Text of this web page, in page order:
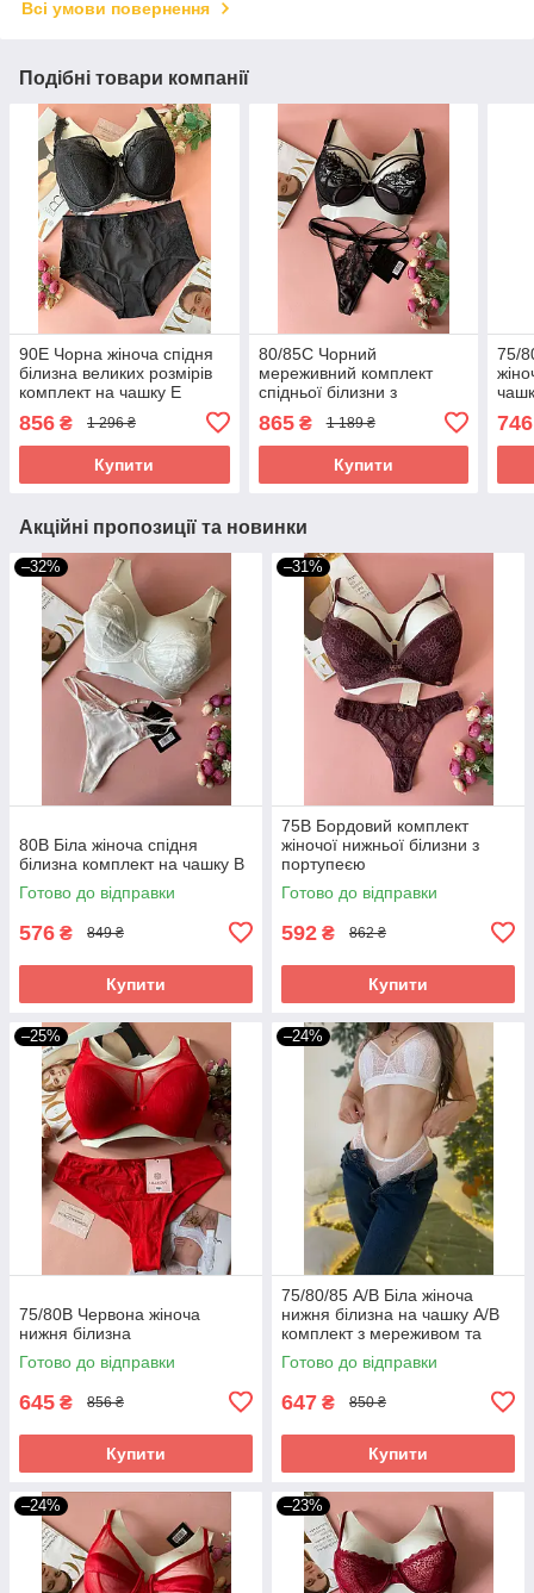
Всі умови повернення
Подібні товари компанії
90Е Чорна жіноча спідня
білизна великих розмірів
комплект на чашку Е
856 ₴ 1 296 ₴
Купити
80/85C Чорний
мереживний комплект
спідньої білизни з
865₴ 1 189 ₴
Купити
75/
746
Акційні пропозиції та новинки
–32%
80В Біла жіноча спідня
білизна комплект на чашку B
Готово до відправки
576 ₴ 849 ₴
Купити
–31%
75B Бордовий комплект
жіночої нижньої білизни з
портупеєю
Готово до відправки
592 ₴ 862 ₴
Купити
–25%
75/80В Червона жіноча
нижня білизна
Готово до відправки
645 ₴ 856 ₴
Купити
–24%
75/80/85 А/В Біла жіноча
нижня білизна на чашку А/B
комплект з мереживом та
сіточкою
Готово до відправки
647 ₴ 850 ₴
Купити
–24% –23%